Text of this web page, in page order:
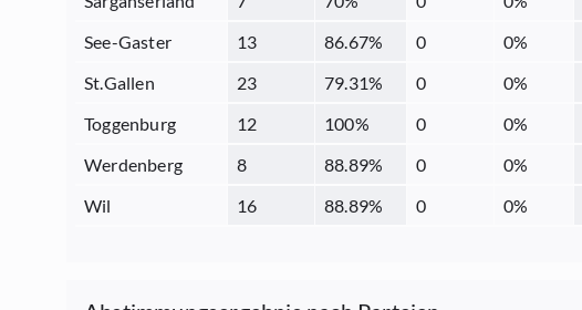
See-Gaster
13 86.67% 0 0%
St.Gallen
23 79.31% 0 0%
Toggenburg
12 100% 0 0%
Werdenberg
8 88.89% 0 0%
Wil
16 88.89% 0 0%